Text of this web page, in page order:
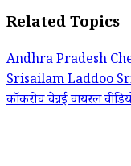
Related Topics
Andhra Pradesh
Srisailam Laddoo
कॉकरोचचेन्नईवायरल